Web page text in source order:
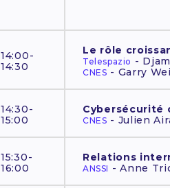
14:00-
14:30
Le rôle
Telespazio -
CNES - Garry
14:30-
15:00
Cybersécurité
CNES - Julien
15:30-
16:00
Relations
ANSSI - Anne